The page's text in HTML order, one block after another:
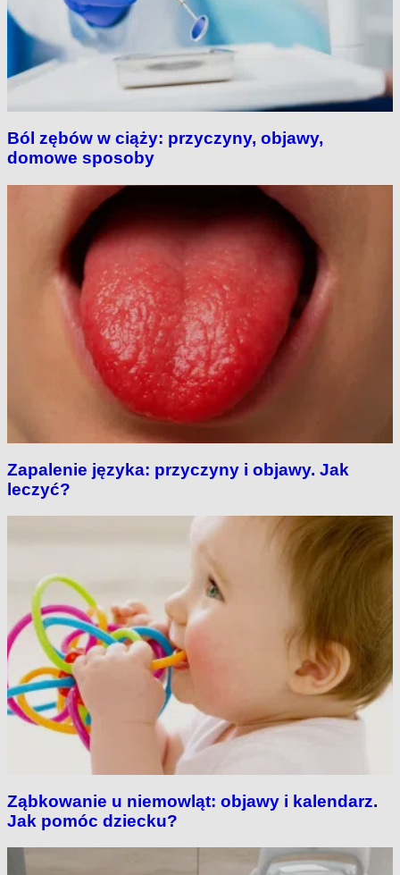
Ból zębów w ciąży: przyczyny, objawy,
domowe sposoby
Zapalenie języka: przyczyny i objawy. Jak
leczyć?
Ząbkowanie u niemowląt: objawy i kalendarz.
Jak pomóc dziecku?